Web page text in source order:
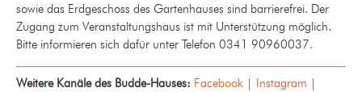
sowie das Erdgeschoss des Gartenhauses sind barrierefrei. Der
Zugang zum Veranstaltungshaus ist mit Unterstützung möglich.
Bitte informieren sich dafür unter Telefon 0341 90960037.
Weitere Kanäle des Budde-Hauses: Facebook | Instagram |